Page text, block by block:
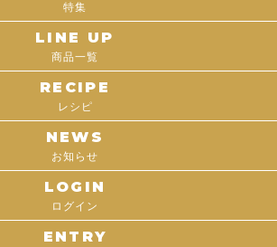
特集
LINE UP
商品一覧
RECIPE
レシピ
NEWS
お知らせ
LOGIN
ログイン
ENTRY